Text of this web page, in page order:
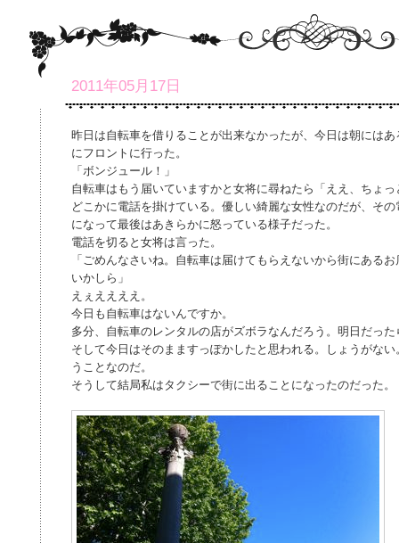
2011年05月17日
昨日は自転車を借りることが出来なかったが、今日は朝には
にフロントに行った。
「ボンジュール！」
自転車はもう届いていますかと女将に尋ねたら「ええ、ちょ
どこかに電話を掛けている。優しい綺麗な女性なのだが、そ
になって最後はあきらかに怒っている様子だった。
電話を切ると女将は言った。
「ごめんなさいね。自転車は届けてもらえないから街にある
いかしら」
えぇええええ。
今日も自転車はないんですか。
多分、自転車のレンタルの店がズボラなんだろう。明日だっ
そして今日はそのまますっぽかしたと思われる。しょうがな
うことなのだ。
そうして結局私はタクシーで街に出ることになったのだった。